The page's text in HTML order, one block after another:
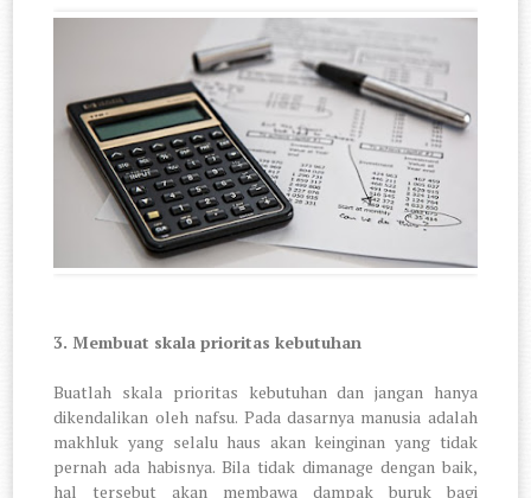
3.Membuat skala prioritas kebutuhan
Buatlah skala prioritas kebutuhan dan jangan hanya
dikendalikan oleh nafsu. Pada dasarnya manusia adalah
makhluk yang selalu haus akan keinginan yang tidak
pernah ada habisnya. Bila tidak dimanage dengan baik,
hal tersebut akan membawa dampak buruk bagi